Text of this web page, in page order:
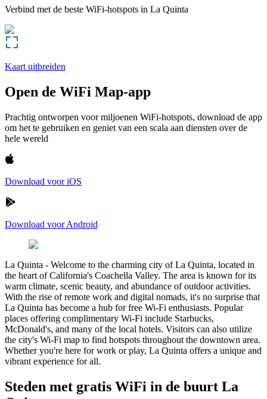
Verbind met de beste WiFi-hotspots in La Quinta
Kaart uitbreiden
Open de WiFi Map-app
Prachtig ontworpen voor miljoenen WiFi-hotspots, download de app
om het te gebruiken en geniet van een scala aan diensten over de
hele wereld
Download voor iOS
Download voor Android
La Quinta - Welcome to the charming city of La Quinta, located in
the heart of California's Coachella Valley. The area is known for its
warm climate, scenic beauty, and abundance of outdoor activities.
With the rise of remote work and digital nomads, it's no surprise that
La Quinta has become a hub for free Wi-Fi enthusiasts. Popular
places offering complimentary Wi-Fi include Starbucks,
McDonald's, and many of the local hotels. Visitors can also utilize
the city's Wi-Fi map to find hotspots throughout the downtown area.
Whether you're here for work or play, La Quinta offers a unique and
vibrant experience for all.
Steden met gratis WiFi in de buurt La